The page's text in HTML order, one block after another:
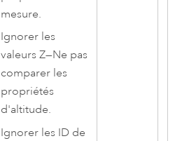
mesure.
Ignorer les
valeurs Z—Ne pas
comparer les
propriétés
d'altitude.
Ignorer les ID de